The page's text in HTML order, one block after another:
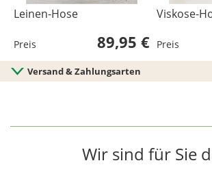
Leinen-Hose
Preis 89,95 €
Viskose-
Preis
Versand & Zahlungsarten
Wir sind für Sie